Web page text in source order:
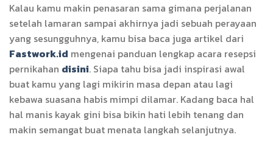
Kalau kamu makin penasaran sama gimana perjalanan
setelah lamaran sampai akhirnya jadi sebuah perayaan
yang sesungguhnya, kamu bisa baca juga artikel dari
Fastwork.id mengenai panduan lengkap acara resepsi
pernikahan disini. Siapa tahu bisa jadi inspirasi awal
buat kamu yang lagi mikirin masa depan atau lagi
kebawa suasana habis mimpi dilamar. Kadang baca hal
hal manis kayak gini bisa bikin hati lebih tenang dan
makin semangat buat menata langkah selanjutnya.